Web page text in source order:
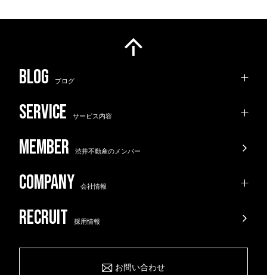
ブログ
サービス内容
渋井不動産のメンバー
会社情報
採用情報
お問い合わせ